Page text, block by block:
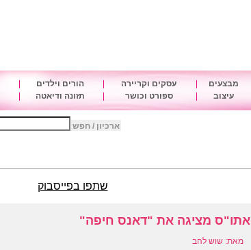
מבצעים עסקים וקריירה הורים וילדים
עיצוב ספורט וכושר תזונה ודיאטה
ארכיון / חפש
שתפו בפייסבוק
אתו"ס מציגה את "דאנס חיפה"
מאת: שוש להב